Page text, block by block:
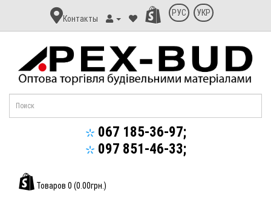
Контакт
Апекс-
Контакты
РУС УКР
067 185-36-97;
097 851-46-33;
Товаров 0 (0.00грн.)